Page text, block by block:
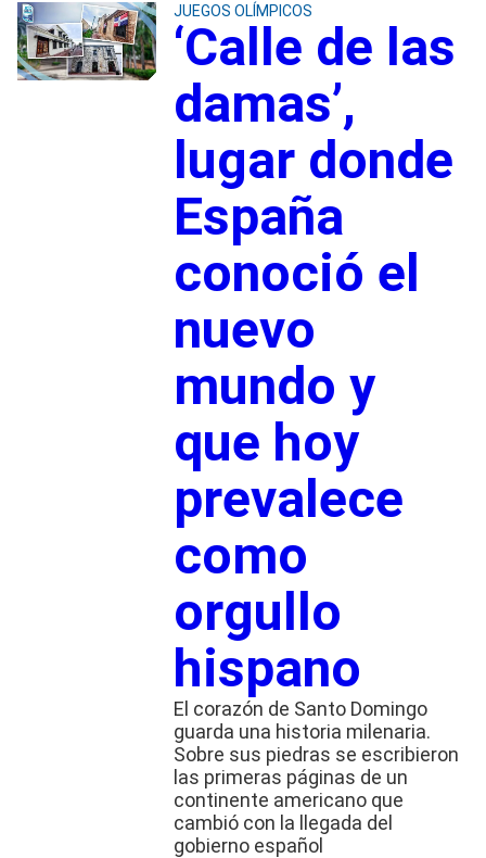
JUEGOS OLÍMPICOS
‘Calle de las
damas’,
lugar donde
España
conoció el
nuevo
mundo y
que hoy
prevalece
como
orgullo
hispano
El corazón de Santo Domingo
guarda una historia milenaria.
Sobre sus piedras se escribieron
las primeras páginas de un
continente americano que
cambió con la llegada del
gobierno español